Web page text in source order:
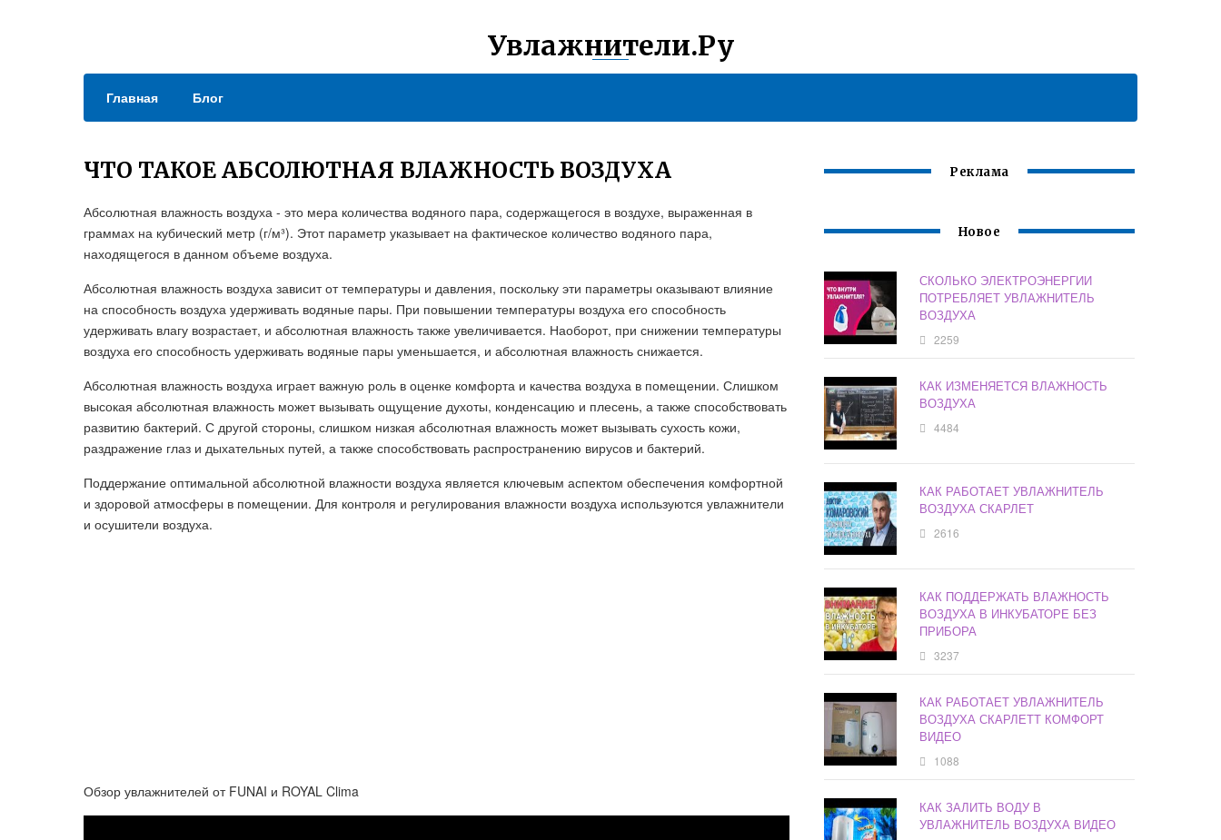
Увлажнители.Ру
Главная Блог
ЧТО ТАКОЕ АБСОЛЮТНАЯ ВЛАЖНОСТЬ ВОЗДУХА
Абсолютная влажность воздуха - это мера количества водяного пара, содержащегося в воздухе, выраженная в
граммах на кубический метр (г/м³). Этот параметр указывает на фактическое количество водяного пара,
находящегося в данном объеме воздуха.
Абсолютная влажность воздуха зависит от температуры и давления, поскольку эти параметры оказывают влияние
на способность воздуха удерживать водяные пары. При повышении температуры воздуха его способность
удерживать влагу возрастает, и абсолютная влажность также увеличивается. Наоборот, при снижении температуры
воздуха его способность удерживать водяные пары уменьшается, и абсолютная влажность снижается.
Абсолютная влажность воздуха играет важную роль в оценке комфорта и качества воздуха в помещении. Слишком
высокая абсолютная влажность может вызывать ощущение духоты, конденсацию и плесень, а также способствовать
развитию бактерий. С другой стороны, слишком низкая абсолютная влажность может вызывать сухость кожи,
раздражение глаз и дыхательных путей, а также способствовать распространению вирусов и бактерий.
Поддержание оптимальной абсолютной влажности воздуха является ключевым аспектом обеспечения комфортной
и здоровой атмосферы в помещении. Для контроля и регулирования влажности воздуха используются увлажнители
и осушители воздуха.
Обзор увлажнителей от FUNAI и ROYAL Clima
Реклама
Новое
СКОЛЬКО ЭЛЕКТРОЭНЕРГИИ
ПОТРЕБЛЯЕТ УВЛАЖНИТЕЛЬ
ВОЗДУХА
2259
КАК ИЗМЕНЯЕТСЯ ВЛАЖНОСТЬ
ВОЗДУХА
4484
КАК РАБОТАЕТ УВЛАЖНИТЕЛЬ
ВОЗДУХА СКАРЛЕТ
2616
КАК ПОДДЕРЖАТЬ ВЛАЖНОСТЬ
ВОЗДУХА В ИНКУБАТОРЕ БЕЗ
ПРИБОРА
3237
КАК РАБОТАЕТ УВЛАЖНИТЕЛЬ
ВОЗДУХА СКАРЛЕТТ КОМФОРТ
ВИДЕО
1088
КАК ЗАЛИТЬ ВОДУ В
УВЛАЖНИТЕЛЬ ВОЗДУХА ВИДЕО